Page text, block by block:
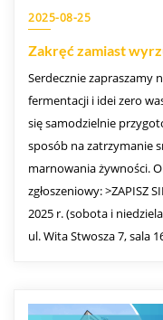
2025-08-25
Zakręć zamiast
Serdecznie zapraszamy
fermentacji i idei zero
się samodzielnie
sposób na zatrzymanie
marnowania żywności.
zgłoszeniowy: >ZAPISZ
2025 r. (sobota i
ul. Wita Stwosza 7, sala